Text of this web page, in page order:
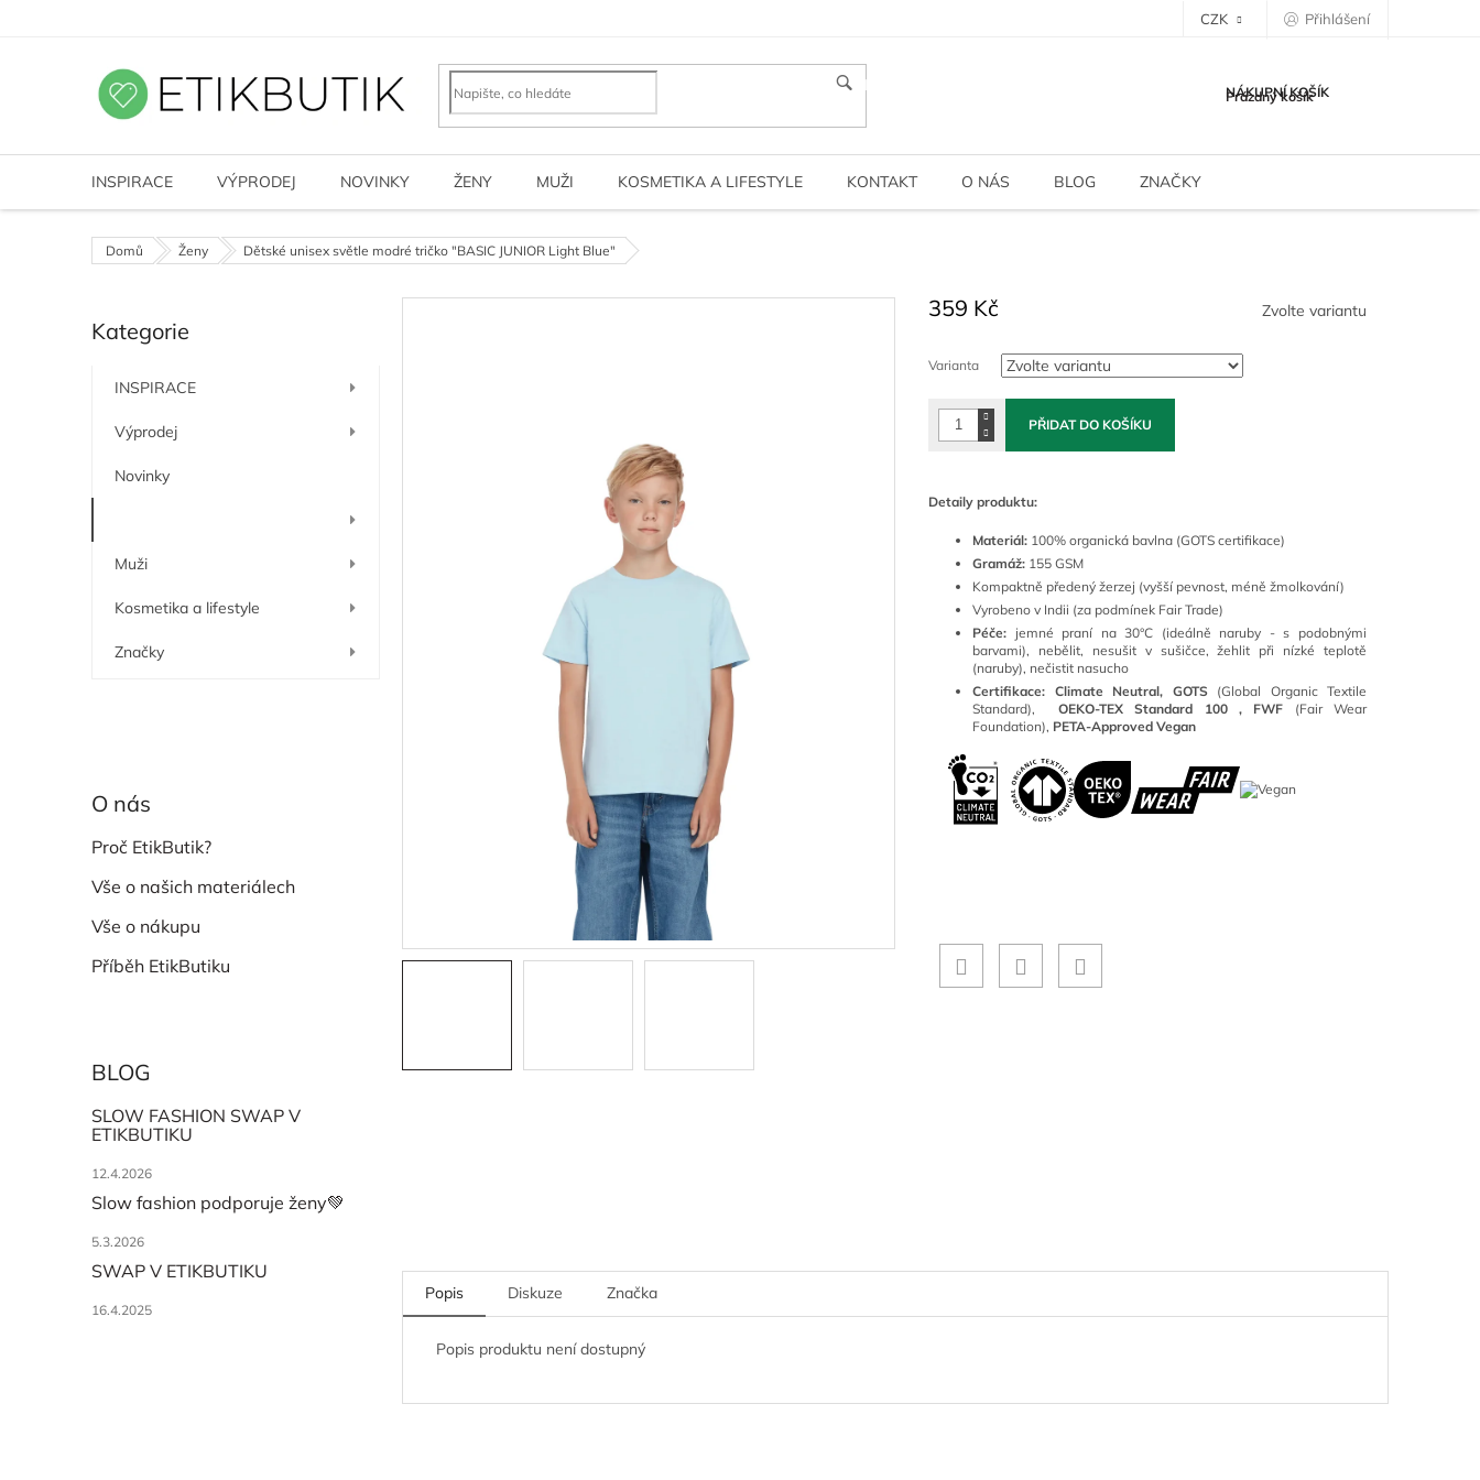
CZK Přihlášení
HLEDAT NÁKUPNÍ KOŠÍK
Prázdný košík
INSPIRACE VÝPRODEJ NOVINKY ŽENY MUŽI KOSMETIKA A LIFESTYLE KONTAKT O NÁS BLOG ZNAČKY
Domů Ženy Dětské unisex světle modré tričko "BASIC JUNIOR Light Blue"
o
í
a
Přeskočit
kategorie
Kategorie
INSPIRACE
Výprodej
Novinky
Muži
Kosmetika a lifestyle
Značky
O nás
Proč EtikButik?
Vše o našich materiálech
Vše o nákupu
Příběh EtikButiku
BLOG
SLOW FASHION SWAP V
ETIKBUTIKU
12.4.2026
Slow fashion podporuje ženy💚
5.3.2026
SWAP V ETIKBUTIKU
16.4.2025
359 Kč
cena:
Zvolte variantu
Varianta
PŘIDAT DO KOŠÍKU
Detaily produktu:
Materiál: 100% organická bavlna (GOTS certifikace)
Gramáž: 155 GSM
Kompaktně předený žerzej (vyšší pevnost, méně žmolkování)
Vyrobeno v Indii (za podmínek Fair Trade)
Péče: jemné praní na 30°C (ideálně naruby - s podobnými
barvami), nebělit, nesušit v sušičce, žehlit při nízké teplotě
(naruby), nečistit nasucho
Certifikace: Climate Neutral, GOTS(Global Organic Textile
Standard),
OEKO-TEX Standard 100 , FWF (Fair Wear
Foundation), PETA-Approved Vegan
Popis Diskuze Značka
Popis produktu není dostupný